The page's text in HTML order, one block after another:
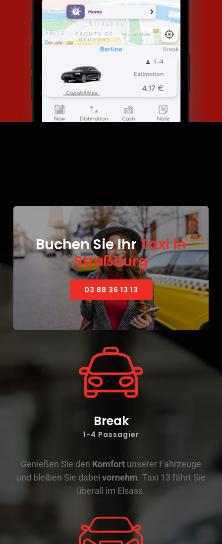
Buchen Sie IhrTaxi in
Straßburg
03 88 36 13 13
Break
1-4 Passagier
Genießen Sie den Komfort unserer Fahrzeuge
und bleiben Sie dabei vornehm. Taxi 13 fährt Sie
überall im Elsass.